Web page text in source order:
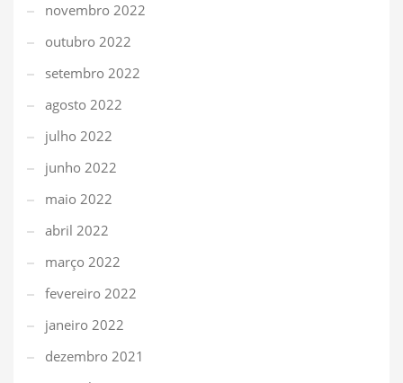
novembro 2022
outubro 2022
setembro 2022
agosto 2022
julho 2022
junho 2022
maio 2022
abril 2022
março 2022
fevereiro 2022
janeiro 2022
dezembro 2021